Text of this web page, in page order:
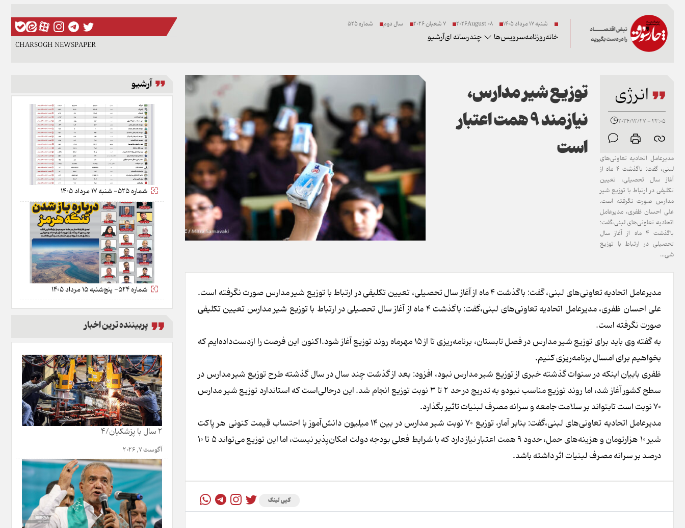
شنبه ۱۷ مرداد ۱۴۰۵ 08 2026August 7 شعبان 2026 سال دوم شماره 525
خانهروزنامهسرویس‌ها چندرسانه ایآرشیو
CHARSOGH NEWSPAPER
انرژی
23:05 - 2024/12/27
مدیرعامل اتحادیه تعاونی‌های
لبنی، گفت: باگذشت ۴ ماه از
آغاز سال تحصیلی، تعیین
تکلیفی در ارتباط با توزیع شیر
مدارس صورت نگرفته است.
علی احسان ظفری، مدیرعامل
اتحادیه تعاونی‌های لبنی،گفت:
باگذشت ۴ ماه از آغاز سال
تحصیلی در ارتباط با توزیع
شی...
توزیع شیر مدارس،
نیازمند ۹ همت اعتبار
است
مدیرعامل اتحادیه تعاونی‌های لبنی، گفت: باگذشت ۴ ماه از آغاز سال تحصیلی، تعیین تکلیفی در ارتباط با توزیع شیر مدارس صورت نگرفته است.
علی احسان ظفری، مدیرعامل اتحادیه تعاونی‌های لبنی،گفت: باگذشت ۴ ماه از آغاز سال تحصیلی در ارتباط با توزیع شیر مدارس تعیین تکلیفی
صورت نگرفته است.
به گفته وی باید برای توزیع شیر مدارس در فصل تابستان، برنامه‌ریزی تا از ۱۵ مهرماه روند توزیع آغاز شود.اکنون این فرصت را ازدست‌داده‌ایم که
بخواهیم برای امسال برنامه‌ریزی کنیم.
ظفری بابیان اینکه در سنوات گذشته خبری از توزیع شیر مدارس نبود، افزود: بعد از گذشت چند سال در سال گذشته طرح توزیع شیر مدارس در
سطح کشور آغاز شد، اما روند توزیع مناسب نبودو به ‌تدریج در حد ۲ تا ۳ نوبت توزیع انجام شد. این درحالی‌است که استاندارد توزیع شیر مدارس
۷۰ نوبت است تابتواند بر سلامت جامعه و سرانه مصرف لبنیات تاثیر بگذارد.
مدیرعامل اتحادیه تعاونی‌های لبنی،گفت: بنابر آمار، توزیع ۷۰ نوبت شیر مدارس در بین ۱۴ میلیون دانش‌آموز با احتساب قیمت کنونی هر پاکت
شیر ۱۰ هزارتومان و هزینه‌های حمل، حدود ۹ همت اعتبار نیاز دارد که با شرایط فعلی بودجه دولت امکان‌پذیر نیست، اما این توزیع می‌تواند ۵ تا ۱۰
درصد بر سرانه مصرف لبنیات اثر داشته باشد.
کپی لینک
آرشیو
شماره 525- شنبه 17 مرداد 1405
شماره 524- پنج‌شنبه 15 مرداد 1405
پربیننده ترین اخبار
2 سال با پزشکیان/4
آگوست 7, 2026